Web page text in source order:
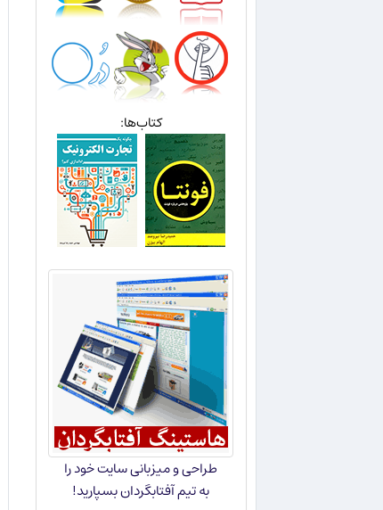
کتاب‌ها:
طراحی و میزبانی سایت خود را
به تیم آفتابگردان بسپارید!